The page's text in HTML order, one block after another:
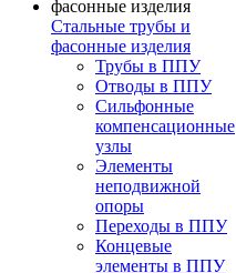
Стальные трубы и
фасонные изделия
Трубы в ППУ
Отводы в ППУ
Сильфонные
компенсационные
узлы
Элементы
неподвижной
опоры
Переходы в ППУ
Концевые
элементы в ППУ